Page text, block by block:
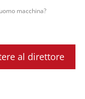
macchina?
al direttore